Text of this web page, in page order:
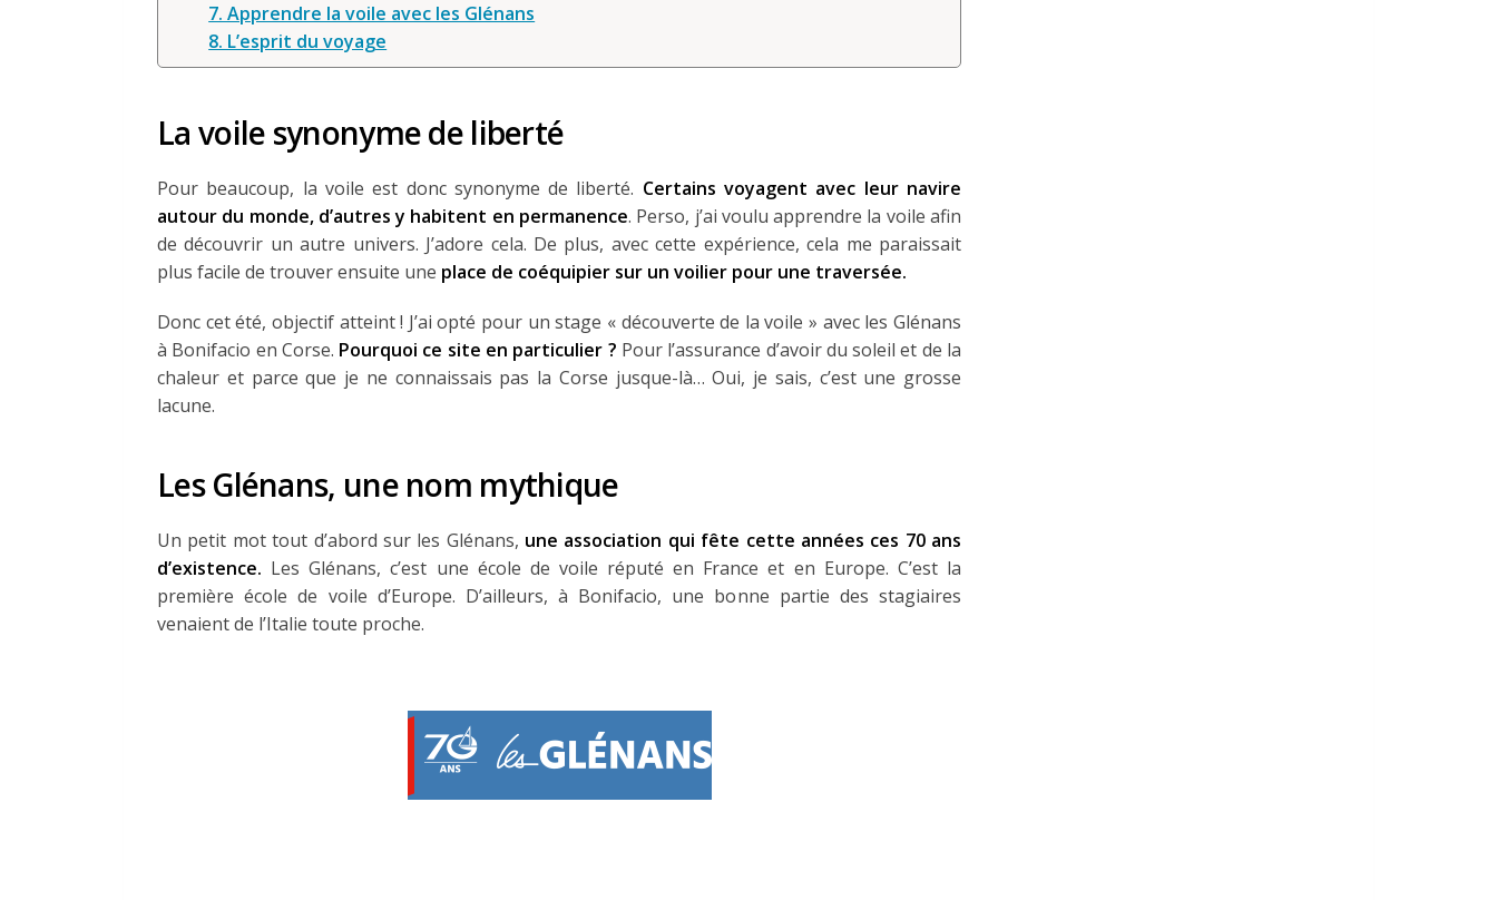
7. Apprendre la voile avec les Glénans
8. L’esprit du voyage
La voile synonyme de liberté
Pour beaucoup, la voile est donc synonyme de liberté. Certains voyagent avec leur navire
autour du monde, d’autres y habitent en permanence. Perso, j’ai voulu apprendre la voile afin
de découvrir un autre univers. J’adore cela. De plus, avec cette expérience, cela me paraissait
plus facile de trouver ensuite une place de coéquipier sur un voilier pour une traversée.
Donc cet été, objectif atteint ! J’ai opté pour un stage « découverte de la voile » avec les Glénans
à Bonifacio en Corse. Pourquoi ce site en particulier ? Pour l’assurance d’avoir du soleil et de la
chaleur et parce que je ne connaissais pas la Corse jusque-là… Oui, je sais, c’est une grosse
lacune.
Les Glénans, une nom mythique
Un petit mot tout d’abord sur les Glénans, une association qui fête cette années ces 70 ans
d’existence. Les Glénans, c’est une école de voile réputé en France et en Europe. C’est la
première école de voile d’Europe. D’ailleurs, à Bonifacio, une bonne partie des stagiaires
venaient de l’Italie toute proche.